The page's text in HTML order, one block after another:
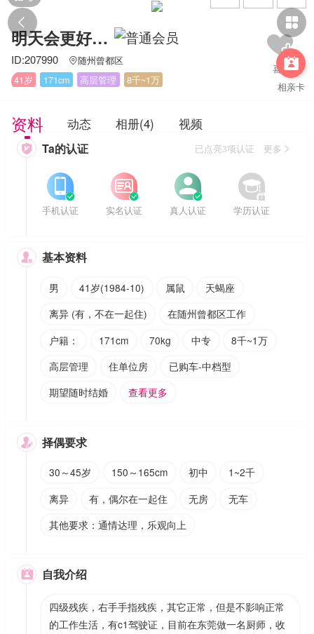
 

相亲卡
明天会更好207990
ID:207990 随州曾都区
41岁
171cm 高层管理 8千~1万
资料 动态 相册(4) 视频
 Ta的认证 已点亮3项认证 更多


手机认证


实名认证


真人认证


学历认证
 基本资料
男 41岁(1984-10) 属鼠
天蝎座
离异 (有，不在一起住)
在随州曾都区工作
户籍：
171cm 70kg 中专
8千~1万
高层管理
住单位房
已购车-中档型
期望随时结婚
查看更多
 择偶要求
30～45岁 150～165cm 初中
1~2千
离异
有，偶尔在一起住 无房
无车
其他要求：通情达理，乐观向上
 自我介绍
四级残疾，右手手指残疾，其它正常，但是不影响正常
的工作生活，有c1驾驶证，目前在东莞做一名厨师，收